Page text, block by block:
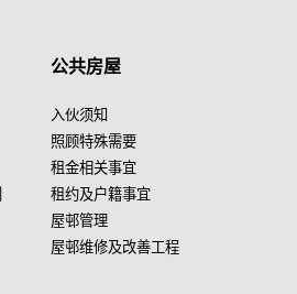
公共房屋
入伙须知
照顾特殊需要
租金相关事宜
租约及户籍事宜
屋邨管理
屋邨维修及改善工程